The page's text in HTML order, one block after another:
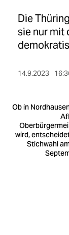
Die
sie nur mit
14.9.2023
Ob in
wird,
Stichwahl